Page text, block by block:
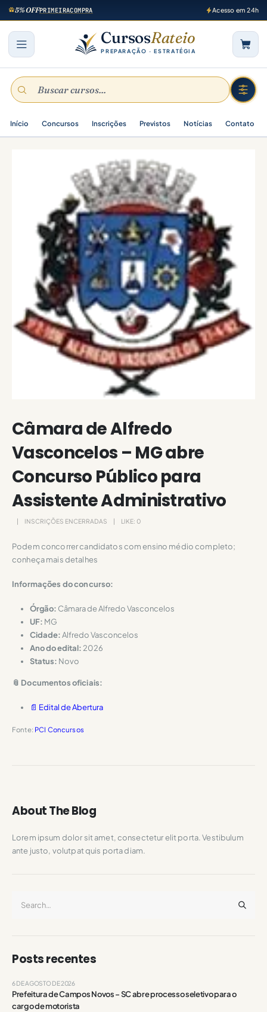
5% OFFPRIMEIRACOMPRA Acesso em 24h
CursosRateio
PREPARAÇÃO · ESTRATÉGIA
Início Concursos Inscrições Previstos Notícias Contato
Câmara de Alfredo
Vasconcelos – MG abre
Concurso Público para
Assistente Administrativo
INSCRIÇÕES ENCERRADAS LIKE: 0
Podem concorrer candidatos com ensino médio completo;
conheça mais detalhes
Informações do concurso:
Órgão: Câmara de Alfredo Vasconcelos
UF: MG
Cidade:Alfredo Vasconcelos
Ano do edital: 2026
Status: Novo
📎 Documentos oficiais:
📄 Edital de Abertura
Fonte: PCI Concursos
About The Blog
Lorem ipsum dolor sit amet, consectetur elit porta. Vestibulum
ante justo, volutpat quis porta diam.
Posts recentes
Prefeitura de Campos Novos – SC abre processo seletivo para o
cargo de motorista
6 DE AGOSTO DE 2026